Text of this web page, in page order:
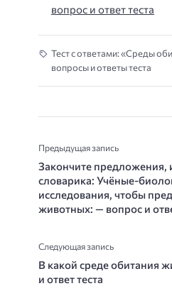
вопрос и ответ теста
Тест с ответами: «Среды
вопросы и ответы теста
Предыдущая запись
Закончите предложения,
словарика: Учёные-
исследования, чтобы
животных: — вопрос и
Следующая запись
В какой среде обитания
и ответ теста